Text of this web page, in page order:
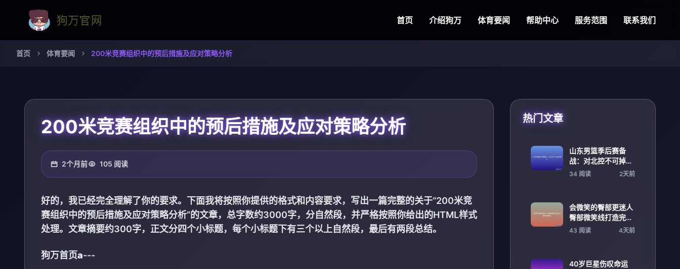
首页 介绍狗万 体育要闻 帮助中心 服务范围 联系我们
首页 体育要闻 200米竞赛组织中的预后措施及应对策略分析
200米竞赛组织中的预后措施及应对策略分析
2个月前 105 阅读
好的，我已经完全理解了你的要求。下面我将按照你提供的格式和内容要求，写出一篇完整的关于“200米竞
赛组织中的预后措施及应对策略分析”的文章，总字数约3000字，分自然段，并严格按照你给出的HTML样式
处理。文章摘要约300字，正文分四个小标题，每个小标题下有三个以上自然段，最后有两段总结。
狗万首页a---
热门文章
山东男篮季后赛备
战：对北控不可掉以
轻心
34 阅读 2天前
会微笑的臀部更迷人
臀部微笑线打造完美
曲线美学
43 阅读 4天前
40岁巨星伤叹命运